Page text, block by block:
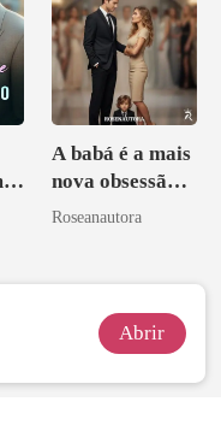
A babá é a mais
nova obsessão
do CEO
Roseanautora
Abrir